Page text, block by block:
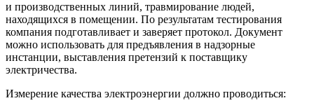
и производственных линий, травмирование людей,
находящихся в помещении. По результатам тестирования
компания подготавливает и заверяет протокол. Документ
можно использовать для предъявления в надзорные
инстанции, выставления претензий к поставщику
электричества.
Измерение качества электроэнергии должно проводиться: